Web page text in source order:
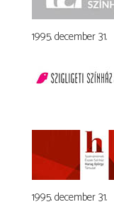
1995. december 31.
1995. december 31.